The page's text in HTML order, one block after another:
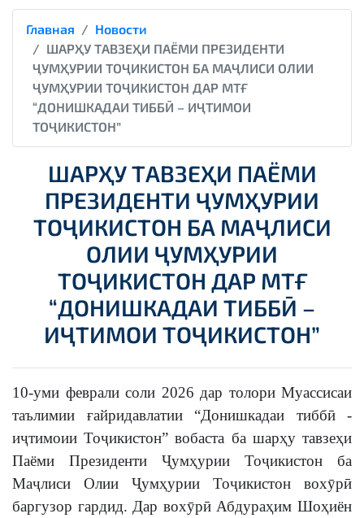
Главная
Новости
ШАРҲУ ТАВЗЕҲИ ПАЁМИ ПРЕЗИДЕНТИ
ҶУМҲУРИИ ТОҶИКИСТОН БА МАҶЛИСИ ОЛИИ
ҶУМҲУРИИ ТОҶИКИСТОН ДАР МТҒ
“ДОНИШКАДАИ ТИББӢ – ИҶТИМОИ
ТОҶИКИСТОН”
ШАРҲУ ТАВЗЕҲИ ПАЁМИ
ПРЕЗИДЕНТИ ҶУМҲУРИИ
ТОҶИКИСТОН БА МАҶЛИСИ
ОЛИИ ҶУМҲУРИИ
ТОҶИКИСТОН ДАР МТҒ
“ДОНИШКАДАИ ТИББӢ –
ИҶТИМОИ ТОҶИКИСТОН”
10-уми феврали соли 2026 дар толори Муассисаи
таълимии ғайридавлатии “Донишкадаи тиббӣ -
иҷтимоии Тоҷикистон” вобаста ба шарҳу тавзеҳи
Паёми Президенти Ҷумҳурии Тоҷикистон ба
Маҷлиси Олии Ҷумҳурии Тоҷикистон вохӯрӣ
баргузор гардид. Дар вохӯрӣ Абдураҳим Шоҳиён